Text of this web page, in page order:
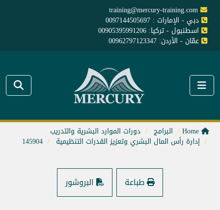
training@mercury-training.com
دبي - الإمارات : 0097144505697
اسطنبول - تركيا: 00905395991206
عمّان - الأردن: 00962797123347
البرامج دورات الموارد البشرية والتدريب
إدارة رأس المال البشري وتعزيز القدرات التنظيمية 145904
طباعة البروشور